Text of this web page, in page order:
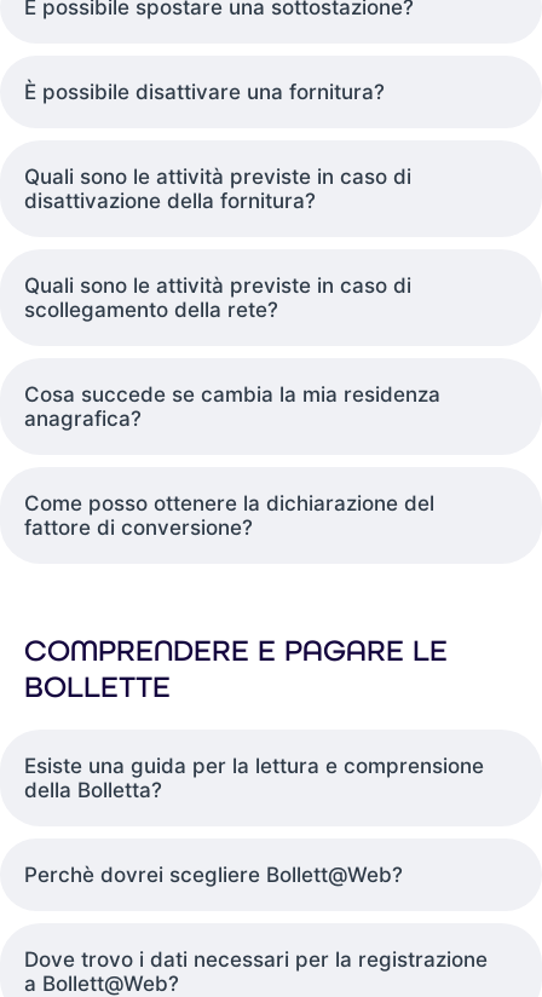
È possibile spostare una sottostazione?
È possibile disattivare una fornitura?
Quali sono le attività previste in caso di
disattivazione della fornitura?
Quali sono le attività previste in caso di
scollegamento della rete?
Cosa succede se cambia la mia residenza
anagrafica?
Come posso ottenere la dichiarazione del
fattore di conversione?
COMPRENDERE E PAGARE LE
BOLLETTE
Esiste una guida per la lettura e comprensione
della Bolletta?
Perchè dovrei scegliere Bollett@Web?
Dove trovo i dati necessari per la registrazione
a Bollett@Web?